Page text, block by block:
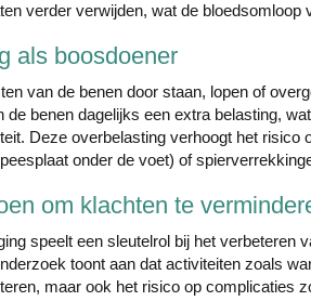
verder verwijden, wat de bloedsomloop
als boosdoener
van de benen door staan, lopen of
de benen dagelijks een extra belasting,
Deze overbelasting verhoogt het risico
onder de voet) of
om klachten te
speelt een sleutelrol bij het verbeteren
toont aan dat activiteiten zoals
maar ook het risico op complicaties